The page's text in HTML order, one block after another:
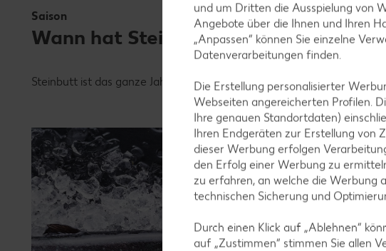
Saison
Wann hat Steinbutt Saison?
Steinbutt ist das ganze Jahr über erhältlich. Experten empfehlen den
Unsere
Gültig vom 06.08.2026
KNÜLLER
und um Dritten die Ausspielung von
Angebote über die Ihnen und Ihren
„Anpassen“ können Sie einzelne
Datenverarbeitungen finden.
Die Erstellung personalisierter
Webseiten angereicherten Profilen.
Ihre genauen Standortdaten)
Ihren Endgeräten zur Erstellung von
dieser Werbung erfolgen
den Erfolg einer Werbung zu
zu erfahren, an welche die Werbung
technischen Sicherung und
Durch einen Klick auf „Ablehnen“
auf „Zustimmen“ stimmen Sie allen